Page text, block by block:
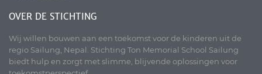
OVER DE STICHTING
Wij willen bouwen aan een toekomst voor de kinderen uit de
regio Sailung, Nepal. Stichting Ton Memorial School Sailung
biedt hulp en zorgt met slimme, blijvende oplossingen voor